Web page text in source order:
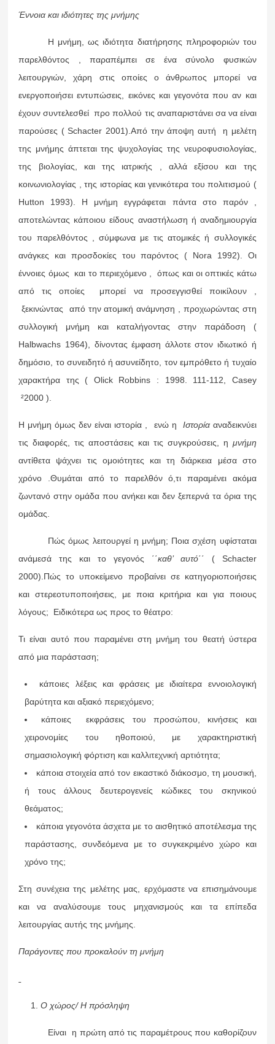
Έννοια και ιδιότητες της μνήμης
Η μνήμη, ως ιδιότητα διατήρησης πληροφοριών του
παρελθόντος , παραπέμπει σε ένα σύνολο φυσικών
λειτουργιών, χάρη στις οποίες ο άνθρωπος μπορεί να
ενεργοποιήσει εντυπώσεις, εικόνες και γεγονότα που αν και
έχουν συντελεσθεί προ πολλού τις αναπαριστάνει σα να είναι
παρούσες ( Schacter 2001).Από την άποψη αυτή η μελέτη
της μνήμης άπτεται της ψυχολογίας της νευροφυσιολογίας,
της βιολογίας, και της ιατρικής , αλλά εξίσου και της
κοινωνιολογίας , της ιστορίας και γενικότερα του πολιτισμού (
Ηutton 1993). Η μνήμη εγγράφεται πάντα στο παρόν ,
αποτελώντας κάποιου είδους αναστήλωση ή αναδημιουργία
του παρελθόντος , σύμφωνα με τις ατομικές ή συλλογικές
ανάγκες και προσδοκίες του παρόντος ( Nora 1992). Οι
έννοιες όμως και το περιεχόμενο , όπως και οι οπτικές κάτω
από τις οποίες μπορεί να προσεγγισθεί ποικίλουν ,
ξεκινώντας από την ατομική ανάμνηση , προχωρώντας στη
συλλογική μνήμη και καταλήγοντας στην παράδοση (
Halbwachs 1964), δίνοντας έμφαση άλλοτε στον ιδιωτικό ή
δημόσιο, το συνειδητό ή ασυνείδητο, τον εμπρόθετο ή τυχαίο
χαρακτήρα της ( Olick Robbins : 1998. 111-112, Casey
²2000 ).
Η μνήμη όμως δεν είναι ιστορία , ενώ η Ιστορίααναδεικνύει
τις διαφορές, τις αποστάσεις και τις συγκρούσεις, η μνήμη
αντίθετα ψάχνει τις ομοιότητες και τη διάρκεια μέσα στο
χρόνο .Θυμάται από το παρελθόν ό,τι παραμένει ακόμα
ζωντανό στην ομάδα που ανήκει και δεν ξεπερνά τα όρια της
ομάδας.
Πώς όμως λειτουργεί η μνήμη; Ποια σχέση υφίσταται
ανάμεσά της και το γεγονός ΄΄καθ’ αυτό΄΄ ( Schacter
2000).Πώς το υποκείμενο προβαίνει σε κατηγοριοποιήσεις
και στερεοτυποποιήσεις, με ποια κριτήρια και για ποιους
λόγους; Ειδικότερα ως προς το θέατρο:
Τι είναι αυτό που παραμένει στη μνήμη του θεατή ύστερα
από μια παράσταση;
κάποιες λέξεις και φράσεις με ιδιαίτερα εννοιολογική
βαρύτητα και αξιακό περιεχόμενο;
κάποιες εκφράσεις του προσώπου, κινήσεις και
χειρονομίες του ηθοποιού, με χαρακτηριστική
σημασιολογική φόρτιση και καλλιτεχνική αρτιότητα;
κάποια στοιχεία από τον εικαστικό διάκοσμο, τη μουσική,
ή τους άλλους δευτερογενείς κώδικες του σκηνικού
θεάματος;
κάποια γεγονότα άσχετα με το αισθητικό αποτέλεσμα της
παράστασης, συνδεόμενα με το συγκεκριμένο χώρο και
χρόνο της;
Στη συνέχεια της μελέτης μας, ερχόμαστε να επισημάνουμε
και να αναλύσουμε τους μηχανισμούς και τα επίπεδα
λειτουργίας αυτής της μνήμης.
Παράγοντες που προκαλούν τη μνήμη
Ο χώρος/ Η πρόσληψη
Είναι η πρώτη από τις παραμέτρους που καθορίζουν